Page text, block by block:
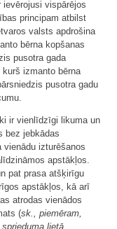
vispārējos
principam atbilst
valsts apdrošina
bērna kopšanas
pusotra gada
izmanto bērna
pusotra gadu
ir vienlīdzīgi likuma un
bez jebkādas
vienādu izturēšanos
apstākļos.
pat prasa atšķirīgu
apstākļos, kā arī
atrodas vienādos
(sk., piemēram,
lietā